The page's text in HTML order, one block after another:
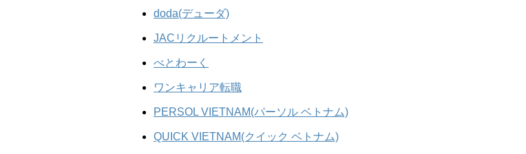
doda(デューダ)
JACリクルートメント
べとわーく
ワンキャリア転職
PERSOL VIETNAM(パーソル ベトナム)
QUICK VIETNAM(クイック ベトナム)